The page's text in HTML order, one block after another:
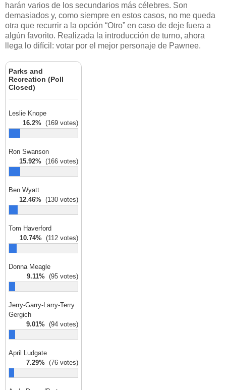
harán varios de los secundarios más célebres. Son
demasiados y, como siempre en estos casos, no me queda
otra que recurrir a la opción “Otro” en caso de deje fuera a
algún favorito. Realizada la introducción de turno, ahora
llega lo difícil: votar por el mejor personaje de Pawnee.
Parks and
Recreation (Poll
Closed)
Leslie Knope
16.2% (169 votes)
Ron Swanson
15.92% (166 votes)
Ben Wyatt
12.46% (130 votes)
Tom Haverford
10.74% (112 votes)
Donna Meagle
9.11% (95 votes)
Jerry-Garry-Larry-Terry
Gergich
9.01% (94 votes)
April Ludgate
7.29% (76 votes)